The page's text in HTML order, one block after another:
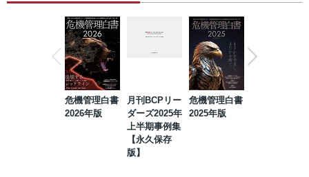
危機管理白書
2026年版
月刊BCPリー
ダーズ2025年
上半期事例集
【永久保存
版】
危機管理白書
2025年版